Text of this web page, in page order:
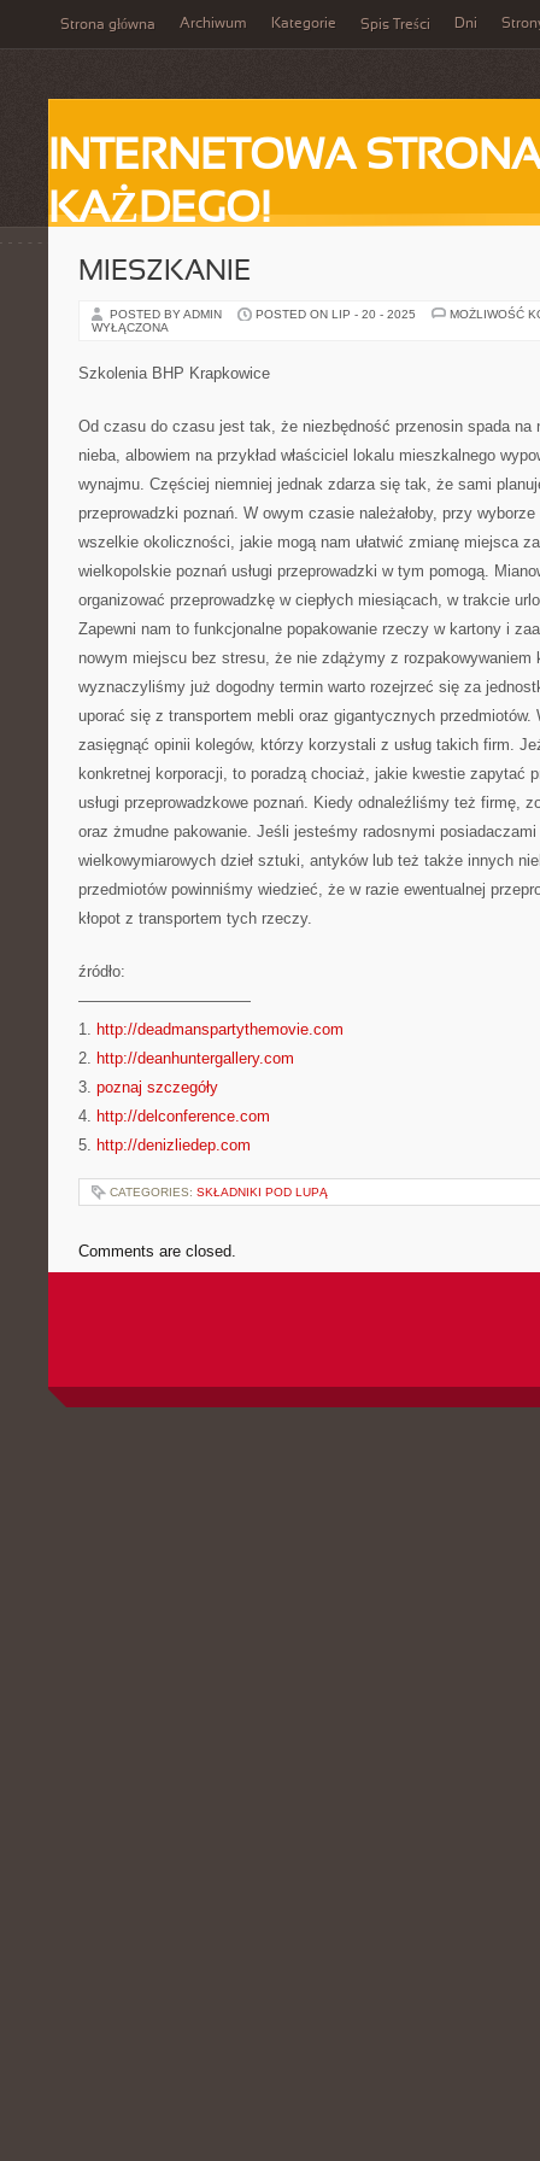
Strona główna Archiwum Kategorie Spis Treści Dni
INTERNETOWA
KAŻDEGO!
MIESZKANIE
POSTED BY ADMIN POSTED ON LIP - 20 - 2025
MOŻLIWOŚĆ
WYŁĄCZONA
Szkolenia BHP Krapkowice
Od czasu do czasu jest tak, że niezbędność przenosin spada na
nieba, albowiem na przykład właściciel lokalu mieszkalnego
wynajmu. Częściej niemniej jednak zdarza się tak, że sami
przeprowadzki poznań. W owym czasie należałoby, przy
wszelkie okoliczności, jakie mogą nam ułatwić zmianę miejsca
wielkopolskie poznań usługi przeprowadzki w tym pomogą.
organizować przeprowadzkę w ciepłych miesiącach, w trakcie
Zapewni nam to funkcjonalne popakowanie rzeczy w kartony i
nowym miejscu bez stresu, że nie zdążymy z rozpakowywaniem
wyznaczyliśmy już dogodny termin warto rozejrzeć się za
uporać się z transportem mebli oraz gigantycznych przedmiotów.
zasięgnąć opinii kolegów, którzy korzystali z usług takich firm.
konkretnej korporacji, to poradzą chociaż, jakie kwestie zapytać
usługi przeprowadzkowe poznań. Kiedy odnaleźliśmy też firmę,
oraz żmudne pakowanie. Jeśli jesteśmy radosnymi
wielkowymiarowych dzieł sztuki, antyków lub też także innych
przedmiotów powinniśmy wiedzieć, że w razie ewentualnej
kłopot z transportem tych rzeczy.
źródło:
———————————
1. http://deadmanspartythemovie.com
2. http://deanhuntergallery.com
3. poznaj szczegóły
4. http://delconference.com
5. http://denizliedep.com
CATEGORIES: SKŁADNIKI POD LUPĄ
Comments are closed.